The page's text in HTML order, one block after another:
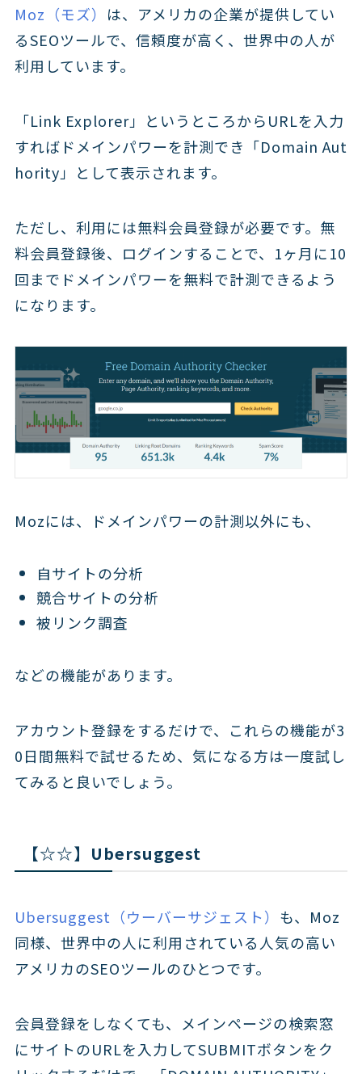
Moz（モズ） は、アメリカの企業が提供してい
るSEOツールで、信頼度が高く、世界中の人が
利用しています。
「Link Explorer」というところからURLを入力
すればドメインパワーを計測でき「Domain Aut
hority」として表示されます。
ただし、利用には無料会員登録が必要です。無
料会員登録後、ログインすることで、1ヶ月に10
回までドメインパワーを無料で計測できるよう
になります。
Mozには、ドメインパワーの計測以外にも、
自サイトの分析
競合サイトの分析
被リンク調査
などの機能があります。
アカウント登録をするだけで、これらの機能が3
0日間無料で試せるため、気になる方は一度試し
てみると良いでしょう。
【☆☆】Ubersuggest
Ubersuggest（ウーバーサジェスト） も、Moz
同様、世界中の人に利用されている人気の高い
アメリカのSEOツールのひとつです。
会員登録をしなくても、メインページの検索窓
にサイトのURLを入力してSUBMITボタンをク